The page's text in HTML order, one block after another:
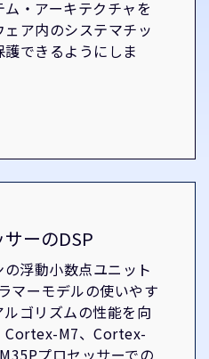
・アーキテクチャを
ア内のシステマチッ
できるようにしま
ーのDSP
浮動小数点ユニット
マーモデルの使いやす
ゴリズムの性能を向
Cortex-M7、Cortex-